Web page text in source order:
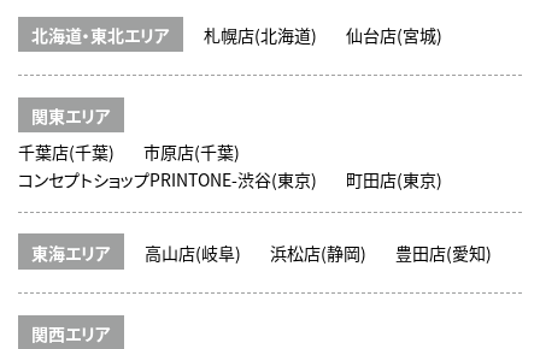
北海道・東北エリア 札幌店(北海道) 仙台店(宮城)
関東エリア
千葉店(千葉)
市原店(千葉)
コンセプトショップPRINTONE-渋谷(東京)
町田店(東京)
東海エリア 高山店(岐阜) 浜松店(静岡) 豊田店(愛知)
関西エリア